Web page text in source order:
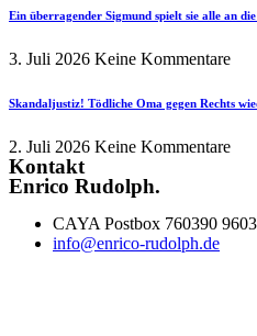
Ein überragender Sigmund spielt sie alle an
3. Juli 2026 Keine Kommentare
Skandaljustiz! Tödliche Oma gegen Rechts
2. Juli 2026 Keine Kommentare
Kontakt
Enrico Rudolph.
CAYA Postbox 760390
info@enrico-rudolph.de